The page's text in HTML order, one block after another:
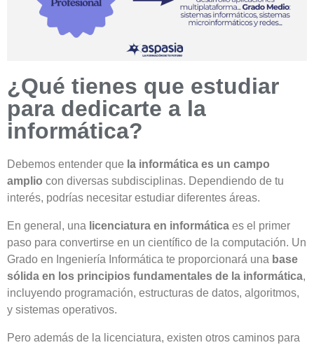
¿Qué tienes que estudiar
para dedicarte a la
informática?
Debemos entender que la informática es un campo
amplio con diversas subdisciplinas. Dependiendo de tu
interés, podrías necesitar estudiar diferentes áreas.
En general, una licenciatura en informática es el primer
paso para convertirse en un científico de la computación. Un
Grado en Ingeniería Informática te proporcionará una base
sólida en los principios fundamentales de la informática,
incluyendo programación, estructuras de datos, algoritmos,
y sistemas operativos.
Pero además de la licenciatura, existen otros caminos para